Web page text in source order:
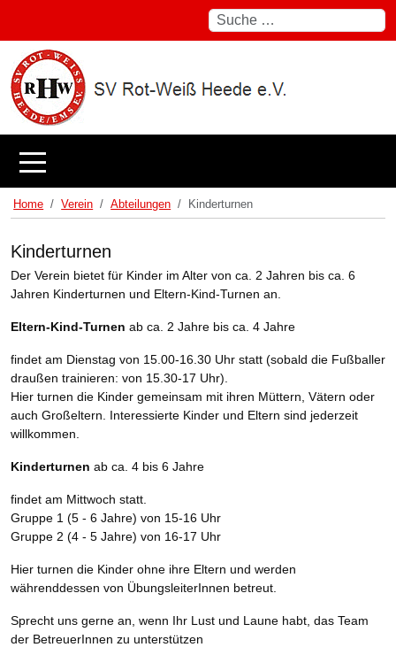
Suchen
Mobile Menu Toggle
Home Verein Abteilungen Kinderturnen
Kinderturnen
Der Verein bietet für Kinder im Alter von ca. 2 Jahren bis ca. 6
Jahren Kinderturnen und Eltern-Kind-Turnen an.
Eltern-Kind-Turnen ab ca. 2 Jahre bis ca. 4 Jahre
findet am Dienstag von 15.00-16.30 Uhr statt (sobald die Fußballer
draußen trainieren: von 15.30-17 Uhr).
Hier turnen die Kinder gemeinsam mit ihren Müttern, Vätern oder
auch Großeltern. Interessierte Kinder und Eltern sind jederzeit
willkommen.
Kinderturnen ab ca. 4 bis 6 Jahre
findet am Mittwoch statt.
Gruppe 1 (5 - 6 Jahre) von 15-16 Uhr
Gruppe 2 (4 - 5 Jahre) von 16-17 Uhr
Hier turnen die Kinder ohne ihre Eltern und werden
währenddessen von ÜbungsleiterInnen betreut.
Sprecht uns gerne an, wenn Ihr Lust und Laune habt, das Team
der BetreuerInnen zu unterstützen